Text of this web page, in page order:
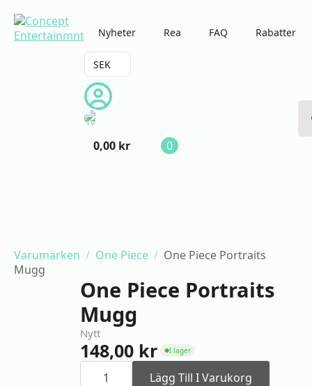
Nyheter Rea FAQ Rabatter
SEK
0,00 kr 0
Varumärken One Piece
One Piece Portraits
Mugg
One Piece Portraits
Mugg
Nytt
148,00 kr ●I lager
One
Piece
Lägg Till I Varukorg